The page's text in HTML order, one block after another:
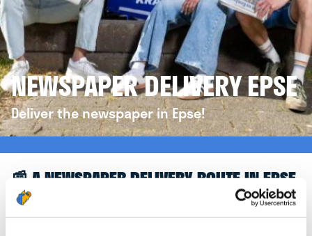
NEWSPAPER DELIVERY EPSE
Deliver the newspaper in Epse!
📰 A NEWSPAPER DELIVERY ROUTE IN EPSE
Great to see you're interested in a newspaper